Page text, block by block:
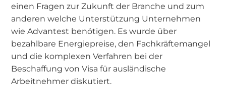
einen Fragen zur Zukunft der Branche und zum
anderen welche Unterstützung Unternehmen
wie Advantest benötigen. Es wurde über
bezahlbare Energiepreise, den Fachkräftemangel
und die komplexen Verfahren bei der
Beschaffung von Visa für ausländische
Arbeitnehmer diskutiert.